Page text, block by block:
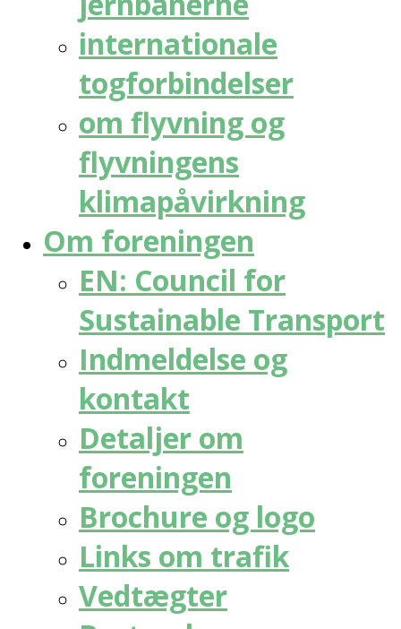
internationale
togforbindelser
om flyvning og
flyvningens
klimapåvirkning
Om foreningen
EN: Council for
Sustainable Transport
Indmeldelse og
kontakt
Detaljer om
foreningen
Brochure og logo
Links om trafik
Vedtægter